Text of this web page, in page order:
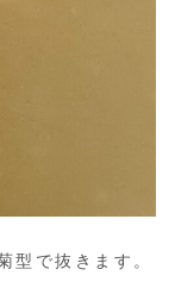
型で抜きます。